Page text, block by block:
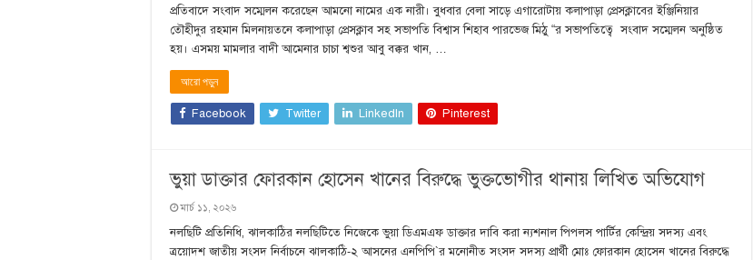
প্রতিবাদে সংবাদ সম্মেলন করেছেন আমনো নামের এক নারী। বুধবার বেলা সাড়ে এগারোটায় কলাপাড়া প্রেসক্লাবের ইঞ্জিনিয়ার
তৌহীদুর রহমান মিলনায়তনে কলাপাড়া প্রেসক্লাব সহ সভাপতি বিশ্বাস শিহাব পারভেজ মিঠু “র সভাপতিত্বে সংবাদ সম্মেলন অনুষ্ঠিত
হয়। এসময় মামলার বাদী আমেনার চাচা শ্বশুর আবু বক্কর খান, …
আরো পড়ুন
Facebook Twitter LinkedIn Pinterest
ভুয়া ডাক্তার ফোরকান হো‌সেন খা‌নের বিরু‌দ্ধে ভুক্ত‌ভোগীর থানায় লি‌খিত অ‌ভি‌যোগ
মার্চ ১১, ২০২৬
নলছিটি প্রতিনিধি, ঝালকাঠির নলছিটিতে নিজেকে ভুয়া ডিএমএফ ডাক্তার দাবি করা ন‌্যশনাল পিপলস পা‌র্টির কে‌ন্দ্রিয় সদস‌্য এবং
ত্রয়োদশ জাতীয় সংসদ নির্বাচ‌নে ঝালকা‌ঠি-২ আস‌নের এন‌পি‌পি`র ম‌নোনীত সংসদ সদস‌্য প্রার্থী মোঃ ফোরকান হো‌সেন খা‌নের বিরু‌দ্ধে